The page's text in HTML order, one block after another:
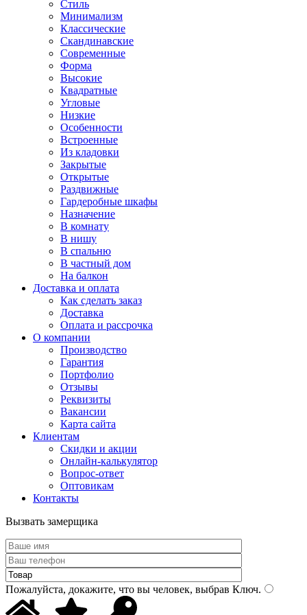
Стиль
Минимализм
Классические
Скандинавские
Современные
Форма
Высокие
Квадратные
Угловые
Низкие
Особенности
Встроенные
Из кладовки
Закрытые
Открытые
Раздвижные
Гардеробные шкафы
Назначение
В комнату
В нишу
В спальню
В частный дом
На балкон
Доставка и оплата
Как сделать заказ
Доставка
Оплата и рассрочка
О компании
Производство
Гарантия
Портфолио
Отзывы
Реквизиты
Вакансии
Карта сайта
Клиентам
Скидки и акции
Онлайн-калькулятор
Вопрос-ответ
Оптовикам
Контакты
Вызвать замерщика
Пожалуйста, докажите, что вы человек, выбрав Ключ.